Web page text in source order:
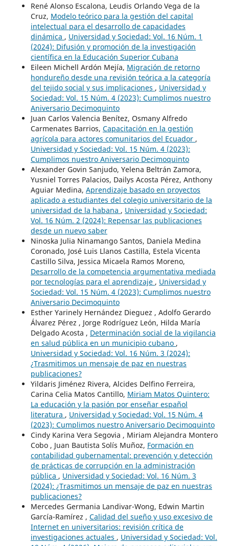
René Alonso Escalona, Leudis Orlando Vega de la
Cruz, Modelo teórico para la gestión del capital
intelectual para el desarrollo de capacidades
dinámica , Universidad y Sociedad: Vol. 16 Núm. 1
(2024): Difusión y promoción de la investigación
científica en la Educación Superior Cubana
Eileen Michell Ardón Mejía, Migración de retorno
hondureño desde una revisión teórica a la categoría
del tejido social y sus implicaciones , Universidad y
Sociedad: Vol. 15 Núm. 4 (2023): Cumplimos nuestro
Aniversario Decimoquinto
Juan Carlos Valencia Benítez, Osmany Alfredo
Carmenates Barrios, Capacitación en la gestión
agrícola para actores comunitarios del Ecuador ,
Universidad y Sociedad: Vol. 15 Núm. 4 (2023):
Cumplimos nuestro Aniversario Decimoquinto
Alexander Govin Sanjudo, Yelena Beltrán Zamora,
Yusniel Torres Palacios, Dailys Acosta Pérez, Anthony
Aguiar Medina, Aprendizaje basado en proyectos
aplicado a estudiantes del colegio universitario de la
universidad de la habana , Universidad y Sociedad:
Vol. 16 Núm. 2 (2024): Repensar las publicaciones
desde un nuevo saber
Ninoska Julia Ninamango Santos, Daniela Medina
Coronado, José Luis Llanos Castilla, Estela Vicenta
Castillo Silva, Jessica Micaela Ramos Moreno,
Desarrollo de la competencia argumentativa mediada
por tecnologías para el aprendizaje , Universidad y
Sociedad: Vol. 15 Núm. 4 (2023): Cumplimos nuestro
Aniversario Decimoquinto
Esther Yarinely Hernández Dieguez , Adolfo Gerardo
Álvarez Pérez , Jorge Rodríguez León, Hilda María
Delgado Acosta , Determinación social de la vigilancia
en salud pública en un municipio cubano ,
Universidad y Sociedad: Vol. 16 Núm. 3 (2024):
¿Trasmitimos un mensaje de paz en nuestras
publicaciones?
Yildaris Jiménez Rivera, Alcides Delfino Ferreira,
Carina Celia Matos Cantillo, Miriam Matos Quintero:
La educación y la pasión por enseñar español
literatura , Universidad y Sociedad: Vol. 15 Núm. 4
(2023): Cumplimos nuestro Aniversario Decimoquinto
Cindy Karina Vera Segovia , Miriam Alejandra Montero
Cobo , Juan Bautista Solís Muñoz, Formación en
contabilidad gubernamental: prevención y detección
de prácticas de corrupción en la administración
pública , Universidad y Sociedad: Vol. 16 Núm. 3
(2024): ¿Trasmitimos un mensaje de paz en nuestras
publicaciones?
Mercedes Germania Landivar-Wong, Edwin Martin
García-Ramírez , Calidad del sueño y uso excesivo de
Internet en universitarios: revisión crítica de
investigaciones actuales , Universidad y Sociedad: Vol.